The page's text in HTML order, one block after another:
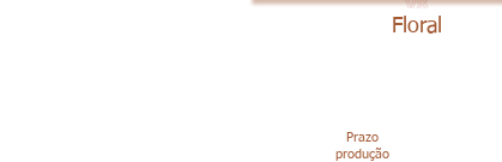
Floral
Prazo
produção